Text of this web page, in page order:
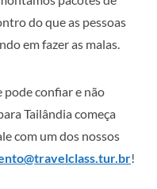
do que as pessoas
em fazer as malas.
pode confiar e não
Tailândia começa
com um dos nossos
!